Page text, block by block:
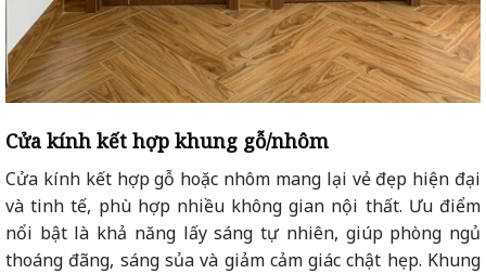
Cửa kính kết hợp khung gỗ/nhôm
Cửa kính kết hợp gỗ hoặc nhôm mang lại vẻ đẹp hiện đại
và tinh tế, phù hợp nhiều không gian nội thất. Ưu điểm
nổi bật là khả năng lấy sáng tự nhiên, giúp phòng ngủ
thoáng đãng, sáng sủa và giảm cảm giác chật hẹp. Khung